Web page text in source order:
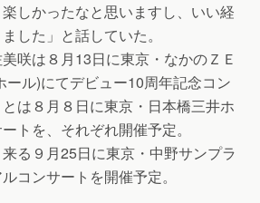
しかったなと思いますし、いい経
した」と話していた。
咲は８月13日に東京・なかのＺＥ
ール)にてデビュー10周年記念コン
は８月８日に東京・日本橋三井ホ
トを、それぞれ開催予定。
る９月25日に東京・中野サンプラ
コンサートを開催予定。